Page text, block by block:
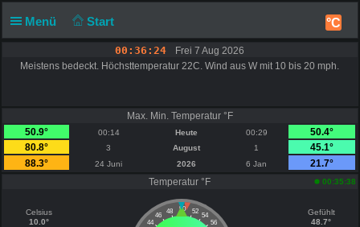
Menü Start °C
00:36:24
Frei 7 Aug 2026
Meistens bedeckt. Höchsttemperatur 22C. Wind aus W mit 10 bis 20 mph.
Max. Min. Temperatur °F
50.9°
00:14 Heute 00:29
50.4°
80.8°
3 August 1
45.1°
88.3°
24 Juni 2026 6 Jan
21.7°
Temperatur °F
00:35:38
Celsius
10.0°
50
48 52
46
54
44
56
Gefühlt
48.7°